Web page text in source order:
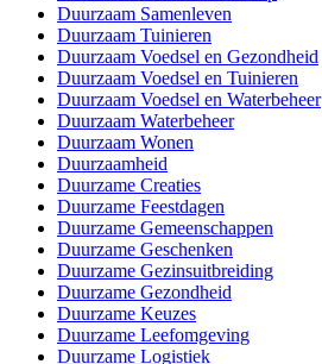
Duurzaam Samenleven
Duurzaam Tuinieren
Duurzaam Voedsel en Gezondheid
Duurzaam Voedsel en Tuinieren
Duurzaam Voedsel en Waterbeheer
Duurzaam Waterbeheer
Duurzaam Wonen
Duurzaamheid
Duurzame Creaties
Duurzame Feestdagen
Duurzame Gemeenschappen
Duurzame Geschenken
Duurzame Gezinsuitbreiding
Duurzame Gezondheid
Duurzame Keuzes
Duurzame Leefomgeving
Duurzame Logistiek